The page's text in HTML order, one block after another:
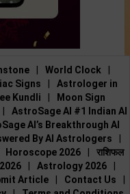
World Clock
Signs
Astrologer in
Kundli
Moon Sign
AstroSage AI #1 Indian AI
AI’s Breakthrough AI
By AI Astrologers
Horoscope 2026
राशिफल
Astrology 2026
Article Contact Us